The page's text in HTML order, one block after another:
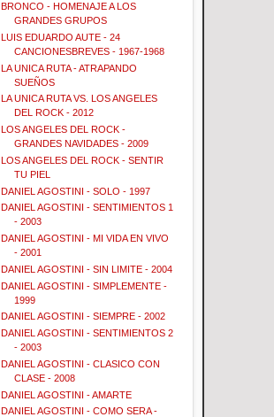
BRONCO - HOMENAJE A LOS
GRANDES GRUPOS
LUIS EDUARDO AUTE - 24
CANCIONESBREVES - 1967-1968
LA UNICA RUTA - ATRAPANDO
SUEÑOS
LA UNICA RUTA VS. LOS ANGELES
DEL ROCK - 2012
LOS ANGELES DEL ROCK -
GRANDES NAVIDADES - 2009
LOS ANGELES DEL ROCK - SENTIR
TU PIEL
DANIEL AGOSTINI - SOLO - 1997
DANIEL AGOSTINI - SENTIMIENTOS 1
- 2003
DANIEL AGOSTINI - MI VIDA EN VIVO
- 2001
DANIEL AGOSTINI - SIN LIMITE - 2004
DANIEL AGOSTINI - SIMPLEMENTE -
1999
DANIEL AGOSTINI - SIEMPRE - 2002
DANIEL AGOSTINI - SENTIMIENTOS 2
- 2003
DANIEL AGOSTINI - CLASICO CON
CLASE - 2008
DANIEL AGOSTINI - AMARTE
DANIEL AGOSTINI - COMO SERA -